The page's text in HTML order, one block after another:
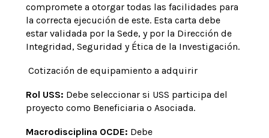
compromete a otorgar todas las facilidades para
la correcta ejecución de este. Esta carta debe
estar validada por la Sede, y por la Dirección de
Integridad, Seguridad y Ética de la Investigación.
Cotización de equipamiento a adquirir
Rol USS: Debe seleccionar si USS participa del
proyecto como Beneficiaria o Asociada.
Macrodisciplina OCDE: Debe